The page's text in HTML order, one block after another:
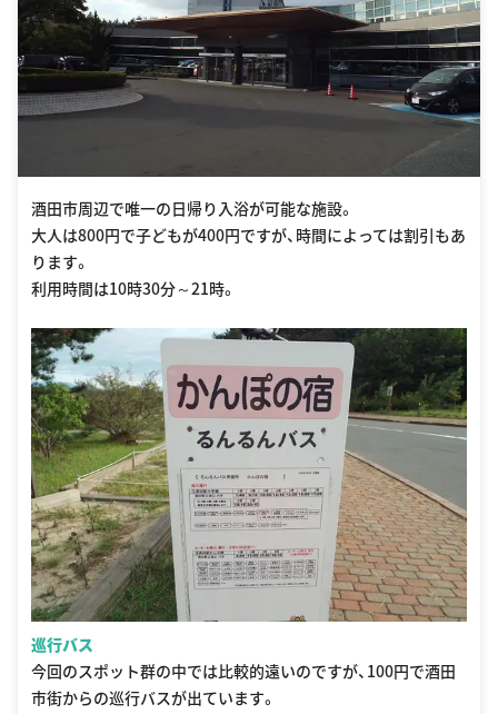
酒田市周辺で唯一の日帰り入浴が可能な施設。
大人は800円で子どもが400円ですが、時間によっては割引もあ
ります。
利用時間は10時30分～21時。
巡行バス
今回のスポット群の中では比較的遠いのですが、100円で酒田
市街からの巡行バスが出ています。